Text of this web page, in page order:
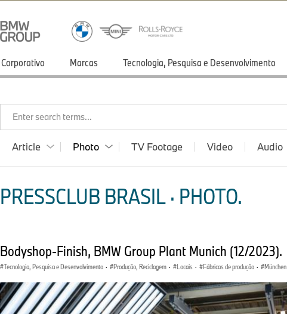
Corporativo Marcas Tecnologia, Pesquisa e Desenvolvimento
Enter search terms...
Article Photo TV Footage Video Audio
PRESSCLUB BRASIL · PHOTO.
Bodyshop-Finish, BMW Group Plant Munich (12/2023).
Tecnologia, Pesquisa e Desenvolvimento · Produção, Reciclagem · Locais · Fábricas de produção · München